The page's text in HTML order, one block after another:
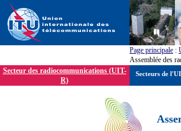
Page principale :
Assemblée des
Secteur des radiocommunications (UIT-
R)
Secteurs de